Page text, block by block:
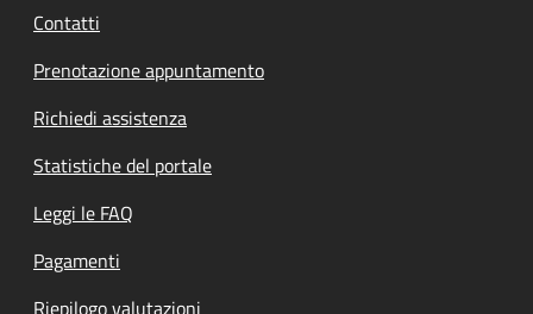
Contatti
Prenotazione appuntamento
Richiedi assistenza
Statistiche del portale
Leggi le FAQ
Pagamenti
Riepilogo valutazioni